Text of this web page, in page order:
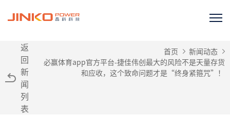
返
回
新
闻
列
表
首页
新闻动态
必赢体育app官方平台-捷佳伟创最大的风险不是天量存货
和应收，这个致命问题才是“终身紧箍咒”！